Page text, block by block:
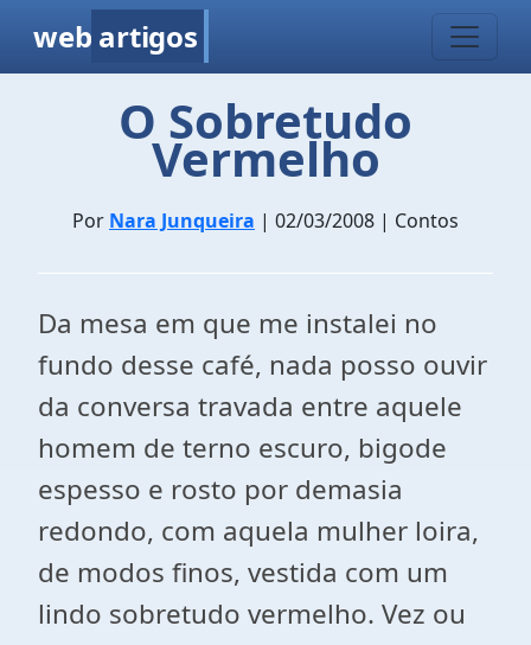
web artigos
O Sobretudo
Vermelho
Por Nara Junqueira | 02/03/2008 | Contos
Da mesa em que me instalei no
fundo desse café, nada posso ouvir
da conversa travada entre aquele
homem de terno escuro, bigode
espesso e rosto por demasia
redondo, com aquela mulher loira,
de modos finos, vestida com um
lindo sobretudo vermelho. Vez ou